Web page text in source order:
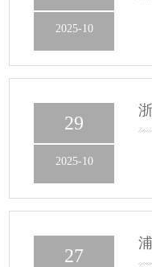
2025-10
29
2025-10
27